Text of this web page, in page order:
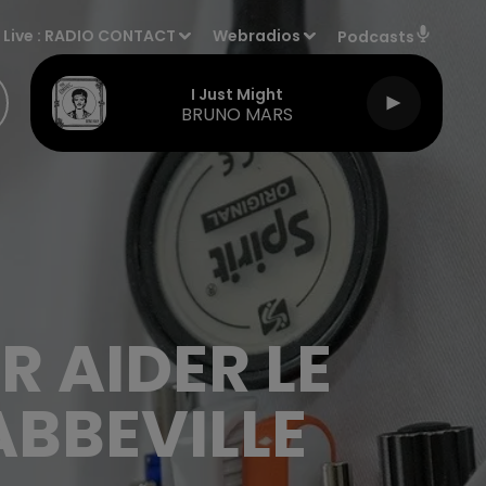
Live : RADIO CONTACT Webradios Podcasts
I Just Might
BRUNO MARS
AIDER LE